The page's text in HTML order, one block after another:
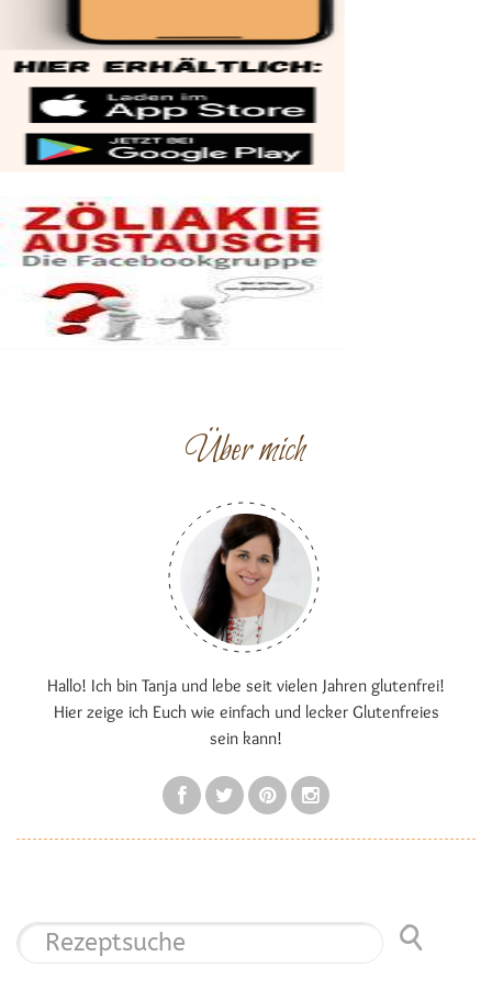
Über mich
Hallo! Ich bin Tanja und lebe seit vielen Jahren glutenfrei!
Hier zeige ich Euch wie einfach und lecker Glutenfreies
sein kann!